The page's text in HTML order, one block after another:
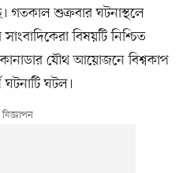
গতকাল শুক্রবার ঘটনাস্থলে
বিষয়টি নিশ্চিত
কানাডার যৌথ আয়োজনে বিশ্বকাপ
ঘটল।